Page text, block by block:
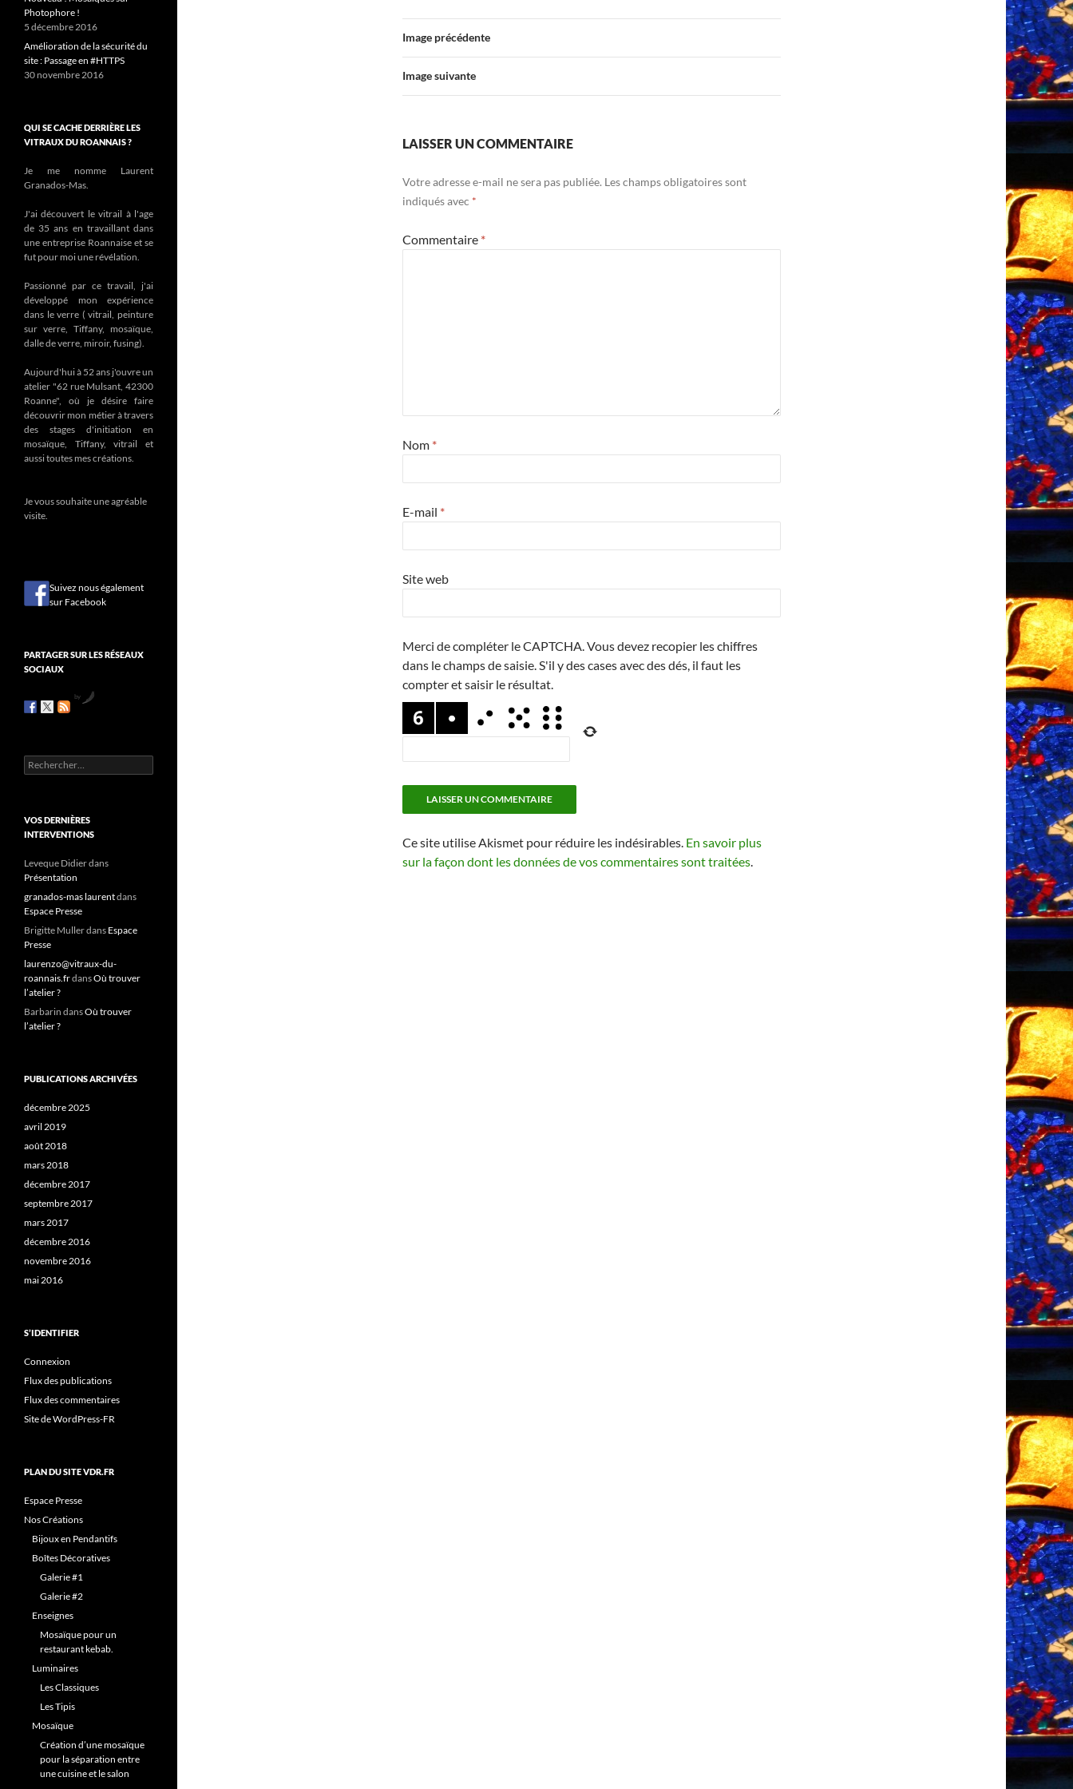
Image précédente
Image suivante
LAISSER UN COMMENTAIRE
Votre adresse e-mail ne sera pas publiée. Les champs obligatoires sont
indiqués avec *
Commentaire *
Nom *
E-mail *
Site web
Merci de compléter le CAPTCHA. Vous devez recopier les chiffres
dans le champs de saisie. S'il y des cases avec des dés, il faut les
compter et saisir le résultat.
Ce site utilise Akismet pour réduire les indésirables. En savoir plus
sur la façon dont les données de vos commentaires sont traitées
Photophore !
5 décembre 2016
Amélioration de la sécurité du
site : Passage en #HTTPS
30 novembre 2016
QUI SE CACHE DERRIÈRE LES
VITRAUX DU ROANNAIS ?
Je me nomme Laurent
Granados-Mas.
J'ai découvert le vitrail à l'age
de 35 ans en travaillant dans
une entreprise Roannaise et se
fut pour moi une révélation.
Passionné par ce travail, j'ai
développé mon expérience
dans le verre ( vitrail, peinture
sur verre, Tiffany, mosaïque,
dalle de verre, miroir, fusing).
Aujourd'hui à 52 ans j'ouvre un
atelier "62 rue Mulsant, 42300
Roanne", où je désire faire
découvrir mon métier à travers
des stages d'initiation en
mosaïque, Tiffany, vitrail et
aussi toutes mes créations.
Je vous souhaite une agréable
visite.
Suivez nous également
sur Facebook
PARTAGER SUR LES RÉSEAUX
SOCIAUX
by
R
e
e
r
h
e
VOS DERNIÈRES
INTERVENTIONS
Leveque Didierdans
Présentation
granados-mas laurentdans
Espace Presse
Brigitte Mullerdans Espace
Presse
laurenzo@vitraux-du-
roannais.frdansOù trouver
l’atelier ?
Barbarin dansOù trouver
l’atelier ?
PUBLICATIONS ARCHIVÉES
décembre 2025
avril 2019
août 2018
mars 2018
décembre 2017
septembre 2017
mars 2017
décembre 2016
novembre 2016
mai 2016
S’IDENTIFIER
Connexion
Flux des publications
Flux des commentaires
Site de WordPress-FR
PLAN DU SITE VDR.FR
Espace Presse
Nos Créations
Bijoux en Pendantifs
Boîtes Décoratives
Galerie #1
Galerie #2
Enseignes
Mosaïque pour un
restaurant kebab.
Luminaires
Les Classiques
Les Tipis
Mosaïque
Création d’une mosaïque
pour la séparation entre
une cuisine et le salon